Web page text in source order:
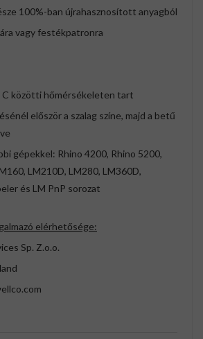
100%-ban újrahasznosított anyagból
vagy festékpatronra
C közötti hőmérsékeleten tart
először a szalag színe, majd a betű
gépekkel: Rhino 4200, Rhino 5200,
LM210D, LM280, LM360D,
és LM PnP sorozat
elérhetősége:
Sp. Z.o.o.